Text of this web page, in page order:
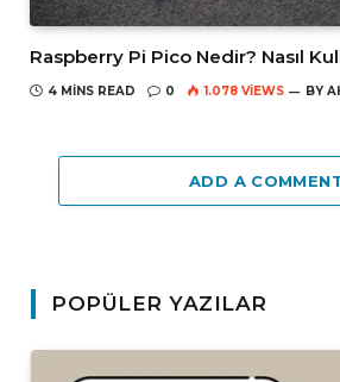
Raspberry Pi Pico Nedir? Nasıl
4 MINS READ 0 1.078 VIEWS BY
ADD A
POPÜLER YAZILAR